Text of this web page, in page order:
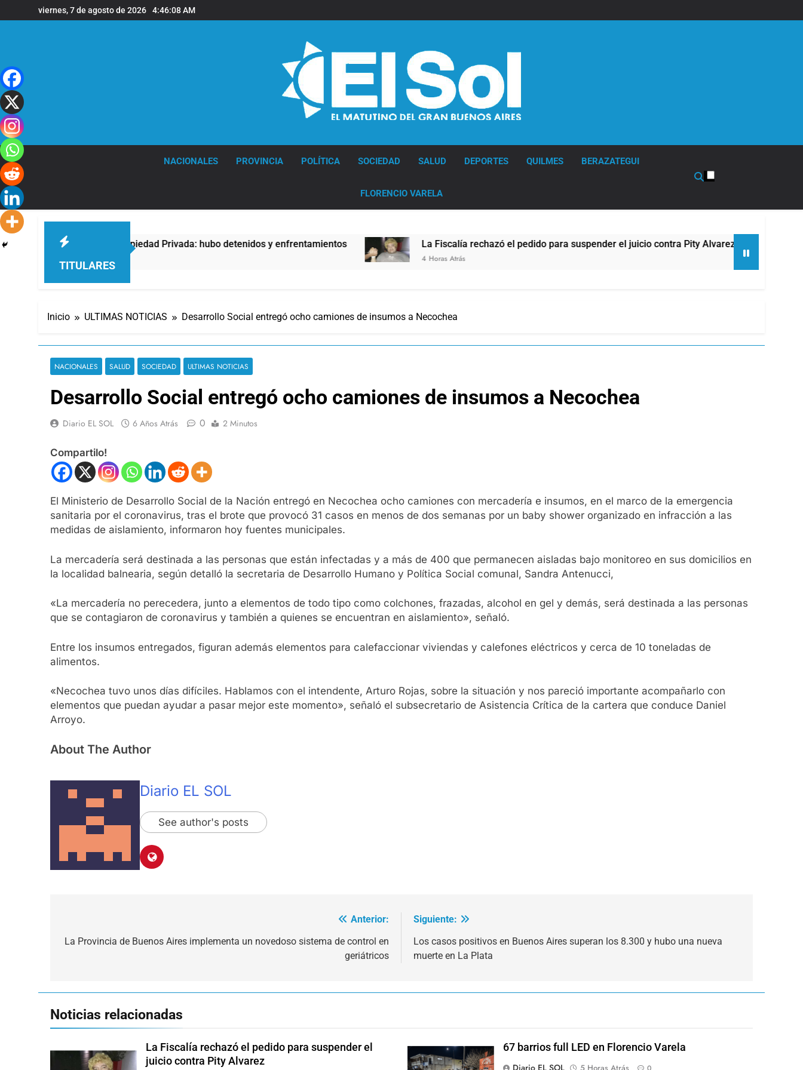
al
viernes, 7 de agosto de 2026 4:46:09 AM
NACIONALES PROVINCIA POLÍTICA SOCIEDAD SALUD DEPORTES QUILMES BERAZATEGUI
FLORENCIO VARELA
TITULARES
contra la Ley de Propiedad Privada: hubo detenidos y enfrentamientos La Fiscalía rechazó el pedido para suspender el juicio contra Pity Alvarez
4 Horas Atrás
Inicio ULTIMAS NOTICIAS Desarrollo Social entregó ocho camiones de insumos a Necochea
NACIONALES SALUD SOCIEDAD ULTIMAS NOTICIAS
Desarrollo Social entregó ocho camiones de insumos a Necochea
Diario EL SOL 6 Años Atrás 0 2 Minutos
Compartilo!
El Ministerio de Desarrollo Social de la Nación entregó en Necochea ocho camiones con mercadería e insumos, en el marco de la emergencia
sanitaria por el coronavirus, tras el brote que provocó 31 casos en menos de dos semanas por un baby shower organizado en infracción a las
medidas de aislamiento, informaron hoy fuentes municipales.
La mercadería será destinada a las personas que están infectadas y a más de 400 que permanecen aisladas bajo monitoreo en sus domicilios en
la localidad balnearia, según detalló la secretaria de Desarrollo Humano y Política Social comunal, Sandra Antenucci,
«La mercadería no perecedera, junto a elementos de todo tipo como colchones, frazadas, alcohol en gel y demás, será destinada a las personas
que se contagiaron de coronavirus y también a quienes se encuentran en aislamiento», señaló.
Entre los insumos entregados, figuran además elementos para calefaccionar viviendas y calefones eléctricos y cerca de 10 toneladas de
alimentos.
«Necochea tuvo unos días difíciles. Hablamos con el intendente, Arturo Rojas, sobre la situación y nos pareció importante acompañarlo con
elementos que puedan ayudar a pasar mejor este momento», señaló el subsecretario de Asistencia Crítica de la cartera que conduce Daniel
Arroyo.
About The Author
Diario EL SOL
See author's posts
de
Anterior:
La Provincia de Buenos Aires implementa un novedoso sistema de control en
geriátricos
Siguiente:
Los casos positivos en Buenos Aires superan los 8.300 y hubo una nueva
muerte en La Plata
Noticias relacionadas
La Fiscalía rechazó el pedido para suspender el
juicio contra Pity Alvarez
67 barrios full LED en Florencio Varela
Diario EL SOL
5 Horas Atrás